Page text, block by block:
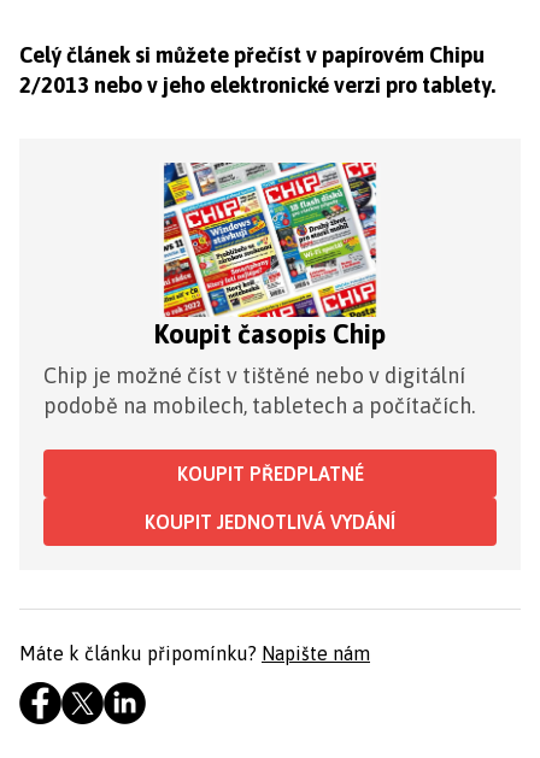
Celý článek si můžete přečíst v papírovém Chipu
2/2013 nebo v jeho elektronické verzi pro tablety.
Koupit časopis Chip
Chip je možné číst v tištěné nebo v digitální
podobě na mobilech, tabletech a počítačích.
KOUPIT PŘEDPLATNÉ
KOUPIT JEDNOTLIVÁ VYDÁNÍ
Máte k článku připomínku? Napište nám